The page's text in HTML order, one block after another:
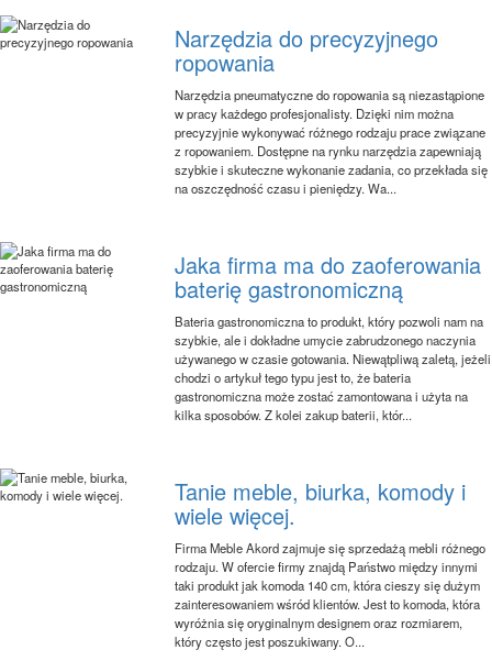
Narzędzia do precyzyjnego
ropowania
Narzędzia pneumatyczne do ropowania są niezastąpione
w pracy każdego profesjonalisty. Dzięki nim można
precyzyjnie wykonywać różnego rodzaju prace związane
z ropowaniem. Dostępne na rynku narzędzia zapewniają
szybkie i skuteczne wykonanie zadania, co przekłada się
na oszczędność czasu i pieniędzy. Wa...
Jaka firma ma do zaoferowania
baterię gastronomiczną
Bateria gastronomiczna to produkt, który pozwoli nam na
szybkie, ale i dokładne umycie zabrudzonego naczynia
używanego w czasie gotowania. Niewątpliwą zaletą, jeżeli
chodzi o artykuł tego typu jest to, że bateria
gastronomiczna może zostać zamontowana i użyta na
kilka sposobów. Z kolei zakup baterii, któr...
Tanie meble, biurka, komody i
wiele więcej.
Firma Meble Akord zajmuje się sprzedażą mebli różnego
rodzaju. W ofercie firmy znajdą Państwo między innymi
taki produkt jak komoda 140 cm, która cieszy się dużym
zainteresowaniem wśród klientów. Jest to komoda, która
wyróżnia się oryginalnym designem oraz rozmiarem,
który często jest poszukiwany. O...